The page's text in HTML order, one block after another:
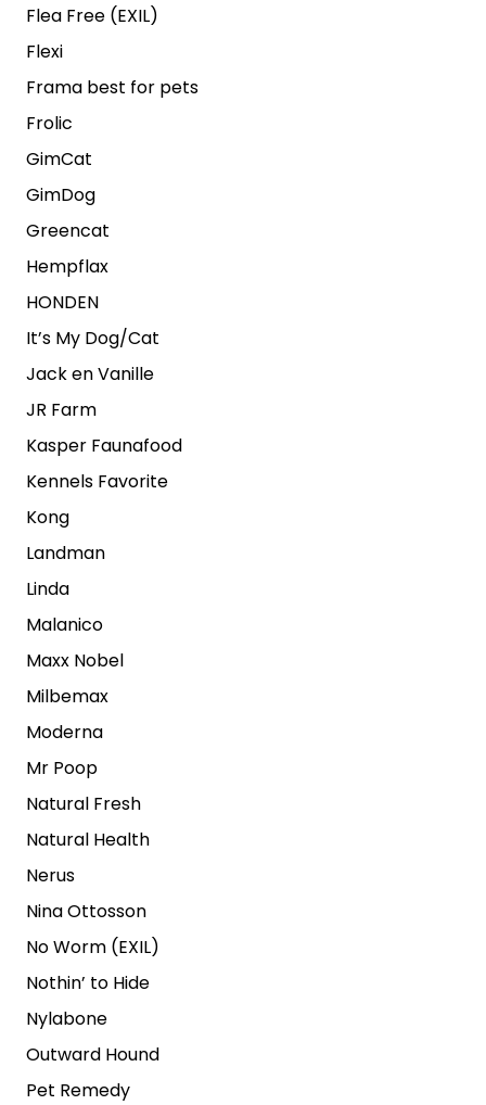
Flea Free (EXIL)
Flexi
Frama best for pets
Frolic
GimCat
GimDog
Greencat
Hempflax
HONDEN
It’s My Dog/Cat
Jack en Vanille
JR Farm
Kasper Faunafood
Kennels Favorite
Kong
Landman
Linda
Malanico
Maxx Nobel
Milbemax
Moderna
Mr Poop
Natural Fresh
Natural Health
Nerus
Nina Ottosson
No Worm (EXIL)
Nothin’ to Hide
Nylabone
Outward Hound
Pet Remedy